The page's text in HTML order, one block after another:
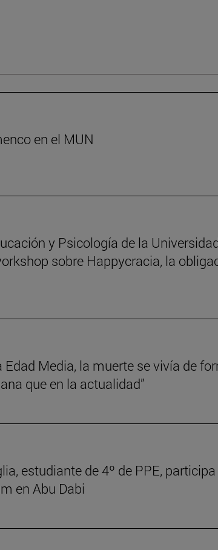
en el MUN
y Psicología de la
sobre Happycracia, la
Edad Media, la muerte se vivía de
que en la actualidad”
estudiante de 4º de PPE, participa
en Abu Dabi